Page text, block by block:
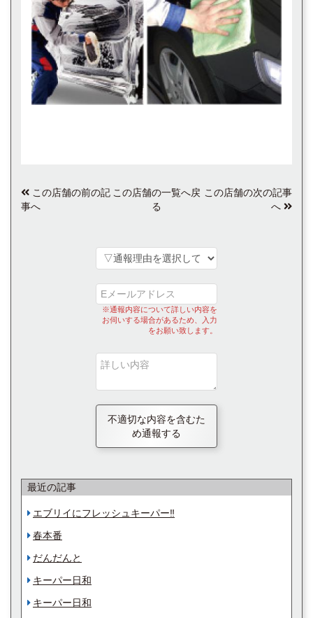
この店舗の前の記
事へ
この店舗の一覧へ戻
る
この店舗の次の記事
へ
※通報内容について詳しい内容を
お伺いする場合があるため、入力
をお願い致します。
不適切な内容を含むた
め通報する
最近の記事
エブリイにフレッシュキーパー‼︎
春本番
だんだんと
キーパー日和
キーパー日和